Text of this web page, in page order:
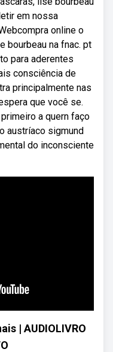
em nossa
online o
bourbeau na fnac. pt
para aderentes
consciência de
principalmente nas
que você se.
a quern faço
austríaco sigmund
do inconsciente
| AUDIOLIVRO